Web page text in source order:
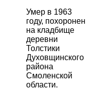
Умер в 1963
году, похоронен
на кладбище
деревни
Толстики
Духовщинского
района
Смоленской
области.